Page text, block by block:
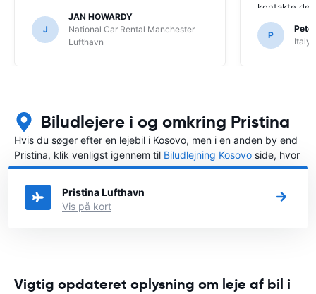
J
JAN HOWARDY
National Car Rental Manchester
Lufthavn
kontakte
P
Italy
Biludlejere i og omkring Pristina
Hvis du søger efter en lejebil i Kosovo, men i en anden by end
Pristina, klik venligst igennem til Biludlejning Kosovo side, hvor
du kan vælge, i hvilken by i Kosovo du ønsker at leje en bil.
Pristina Lufthavn
Vis på kort
Vigtig opdateret oplysning om leje af bil i